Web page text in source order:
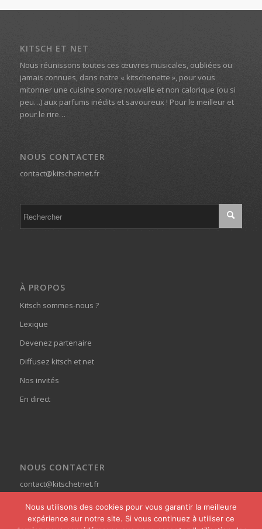
KITSCH ET NET
Nous réunissons toutes ces œuvres musicales, oubliées ou
jamais connues, dans notre « kitschenette », pour vous
mitonner une cuisine sonore nouvelle et non calorique (ou si
peu…) aux parfums inédits et savoureux ! Pour le meilleur et
pour le rire…
NOUS CONTACTER
contact@kitschetnet.fr
À PROPOS
Kitsch sommes-nous ?
Lexique
Devenez partenaire
Diffusez kitsch et net
Nos invités
En direct
NOUS CONTACTER
contact@kitschetnet.fr
Nous utilisons des cookies pour vous garantir la meilleure
expérience sur notre site. Si vous continuez à utiliser ce